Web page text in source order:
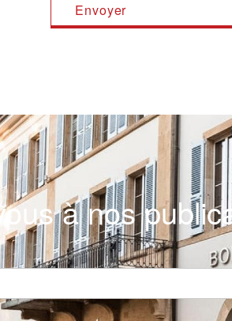
à nos